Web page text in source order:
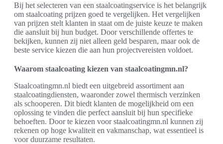
Bij het selecteren van een staalcoatingservice is het belangrijk
om staalcoating prijzen goed te vergelijken. Het vergelijken
van prijzen stelt klanten in staat om de juiste keuze te maken
die aansluit bij hun budget. Door verschillende offertes te
bekijken, kunnen zij niet alleen geld besparen, maar ook de
beste service kiezen die aan hun projectvereisten voldoet.
Waarom staalcoating kiezen van staalcoatingmn.nl?
Staalcoatingmn.nl biedt een uitgebreid assortiment aan
staalcoatingdiensten, waaronder zowel thermisch verzinken
als schooperen. Dit biedt klanten de mogelijkheid om een
oplossing te vinden die perfect aansluit bij hun specifieke
behoeften. Door te kiezen voor staalcoatingmn.nl kunnen zij
rekenen op hoge kwaliteit en vakmanschap, wat essentieel is
voor duurzame resultaten.